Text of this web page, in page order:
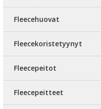
Fleecehuovat
Fleecekoristetyynyt
Fleecepeitot
Fleecepeitteet